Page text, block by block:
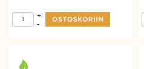
-
+